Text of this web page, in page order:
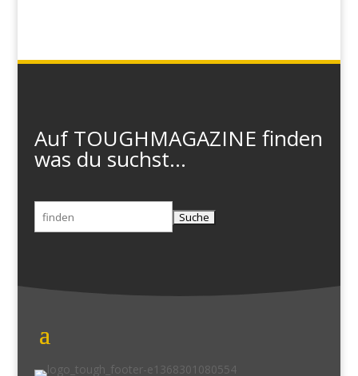
Auf TOUGHMAGAZINE finden
was du suchst...
Suchen
nach: